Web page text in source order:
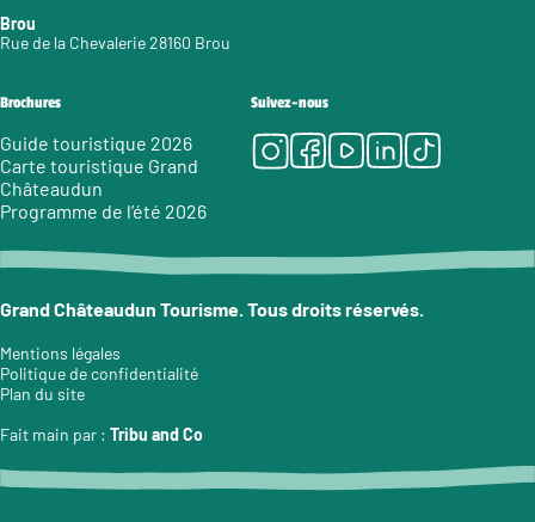
Brou
Rue de la Chevalerie 28160 Brou
Brochures
Guide touristique 2026
Carte touristique Grand
Châteaudun
Programme de l’été 2026
Suivez-nous
Instagram
Facebook
Youtube
LinkedIn
Tiktok
Grand Châteaudun Tourisme. Tous droits réservés.
Mentions légales
Politique de confidentialité
Plan du site
Fait main par : Tribu and Co